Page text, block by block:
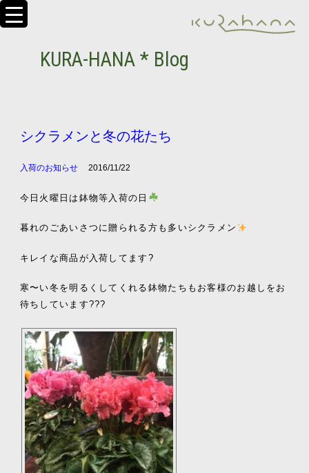
KURA-HANA * Blog
シクラメンと冬の花たち
入荷のお知らせ 2016/11/22
今日火曜日は鉢物等入荷の日
暮れのごあいさつに贈られる方も多いシクラメン
キレイな商品が入荷してます?
寒〜い冬を明るくしてくれる鉢物たちもお客様のお越しをお
待ちしています???